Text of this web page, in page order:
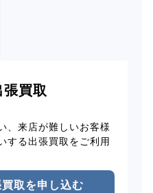
張買取
、来店が難しいお客様
する出張買取をご利用
取を申し込む